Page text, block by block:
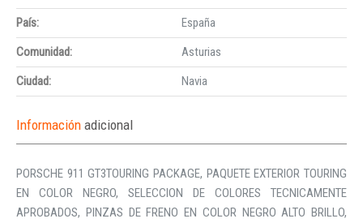
País:
España
Comunidad:
Asturias
Ciudad:
Navia
Información adicional
PORSCHE 911 GT3TOURING PACKAGE, PAQUETE EXTERIOR TOURING
EN COLOR NEGRO, SELECCION DE COLORES TECNICAMENTE
APROBADOS, PINZAS DE FRENO EN COLOR NEGRO ALTO BRILLO,